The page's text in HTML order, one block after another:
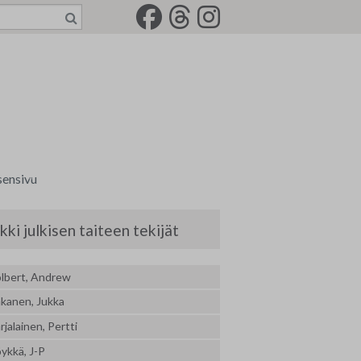
jäsenkortti
julkisen taiteen tekijät
Andrew
Jukka
Pertti
J-P